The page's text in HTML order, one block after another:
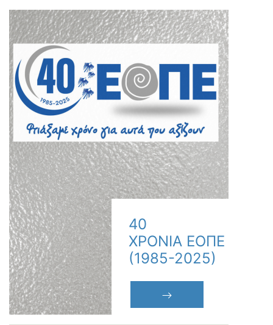
40
ΧΡΟΝΙΑ ΕΟΠΕ
(1985-2025)